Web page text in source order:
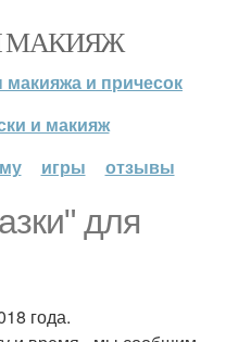
МАКИЯЖ
и причесок
и макияж
игры отзывы
для
года.